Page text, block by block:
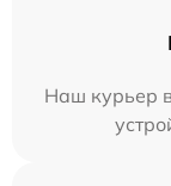
Наш курьер